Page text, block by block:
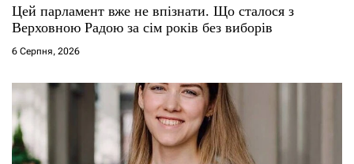
Цей парламент вже не впізнати. Що сталося з
Верховною Радою за сім років без виборів
6 Серпня, 2026